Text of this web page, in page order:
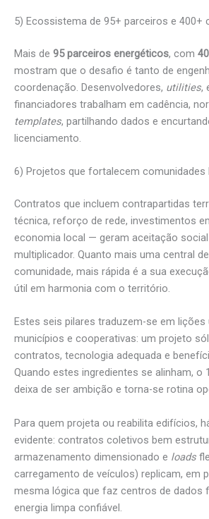
5) Ecossistema de 95+ parceiros e 400+
Mais de 95 parceiros energéticos, com
mostram que o desafio é tanto de
coordenação. Desenvolvedores, utilities,
financiadores trabalham em cadência,
templates, partilhando dados e
licenciamento.
6) Projetos que fortalecem comunidades
Contratos que incluem contrapartidas
técnica, reforço de rede, investimentos
economia local — geram aceitação
multiplicador. Quanto mais uma central
comunidade, mais rápida é a sua
útil em harmonia com o território.
Estes seis pilares traduzem-se em lições
municípios e cooperativas: um projeto
contratos, tecnologia adequada e
Quando estes ingredientes se alinham, o
deixa de ser ambição e torna-se rotina
Para quem projeta ou reabilita edifícios,
evidente: contratos coletivos bem
armazenamento dimensionado e loads
carregamento de veículos) replicam, em
mesma lógica que faz centros de dados
energia limpa confiável.